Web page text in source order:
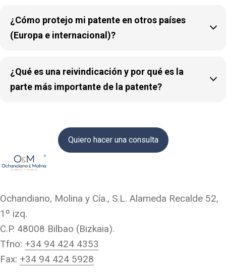
¿Cómo protejo mi patente en otros países
(Europa e internacional)?

¿Qué es una reivindicación y por qué es la
parte más importante de la patente?

Quiero hacer una consulta
Ochandiano, Molina y Cía., S.L. Alameda Recalde 52,
1º izq.
C.P. 48008 Bilbao (Bizkaia).
Tfno: +34 94 424 4353
Fax: +34 94 424 5928